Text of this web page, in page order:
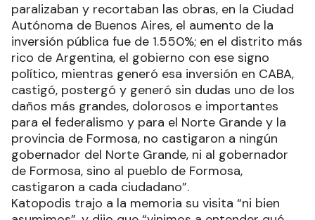
paralizaban y recortaban las obras, en la Ciudad
Autónoma de Buenos Aires, el aumento de la
inversión pública fue de 1.550%; en el distrito más
rico de Argentina, el gobierno con ese signo
político, mientras generó esa inversión en CABA,
castigó, postergó y generó sin dudas uno de los
daños más grandes, dolorosos e importantes
para el federalismo y para el Norte Grande y la
provincia de Formosa, no castigaron a ningún
gobernador del Norte Grande, ni al gobernador
de Formosa, sino al pueblo de Formosa,
castigaron a cada ciudadano”.
Katopodis trajo a la memoria su visita “ni bien